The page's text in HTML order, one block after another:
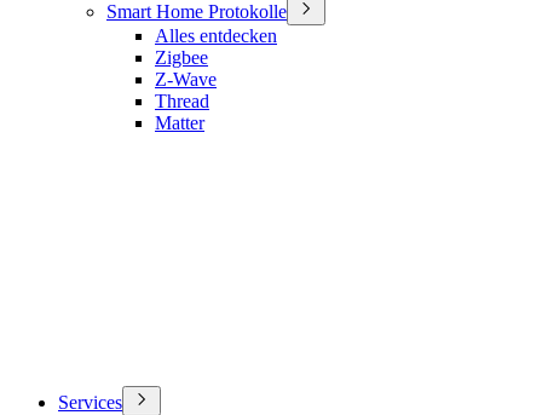
Smart Home Protokolle
Alles entdecken
Zigbee
Z-Wave
Thread
Matter
Services